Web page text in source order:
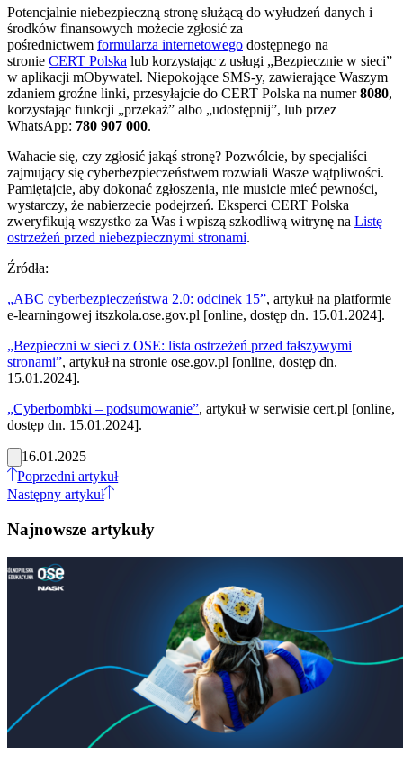
Potencjalnie niebezpieczną stronę służącą do wyłudzeń danych i
środków finansowych możecie zgłosić za
pośrednictwem formularza internetowego dostępnego na
stronie CERT Polska lub korzystając z usługi „Bezpiecznie w sieci”
w aplikacji mObywatel. Niepokojące SMS-y, zawierające Waszym
zdaniem groźne linki, przesyłajcie do CERT Polska na numer8080,
korzystając funkcji „przekaż” albo „udostępnij”, lub przez
WhatsApp: 780 907 000.
Wahacie się, czy zgłosić jakąś stronę? Pozwólcie, by specjaliści
zajmujący się cyberbezpieczeństwem rozwiali Wasze wątpliwości.
Pamiętajcie, aby dokonać zgłoszenia, nie musicie mieć pewności,
wystarczy, że nabierzecie podejrzeń. Eksperci CERT Polska
zweryfikują wszystko za Was i wpiszą szkodliwą witrynę na Listę
ostrzeżeń przed niebezpiecznymi stronami.
Źródła:
„ABC cyberbezpieczeństwa 2.0: odcinek 15”, artykuł na platformie
e-learningowej itszkola.ose.gov.pl [online, dostęp dn. 15.01.2024].
„Bezpieczni w sieci z OSE: lista ostrzeżeń przed fałszywymi
stronami”, artykuł na stronie ose.gov.pl [online, dostęp dn.
15.01.2024].
„Cyberbombki – podsumowanie”, artykuł w serwisie cert.pl [online,
dostęp dn. 15.01.2024].
16.01.2025
Poprzedni artykuł
Następny artykuł
Najnowsze artykuły